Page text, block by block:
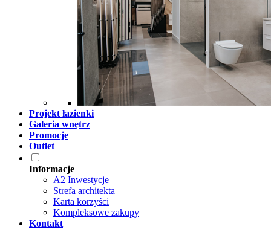
Projekt łazienki
Galeria wnętrz
Promocje
Outlet
Informacje
A2 Inwestycje
Strefa architekta
Karta korzyści
Kompleksowe zakupy
Kontakt